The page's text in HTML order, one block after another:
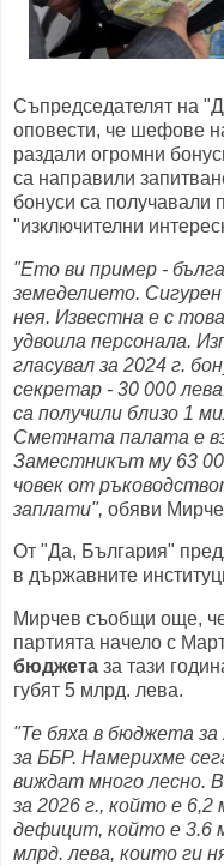
Съпредседателят на
оповести, че шефове
раздали огромни
са направили
бонуси са получавали
"изключителни
"Ето ви пример -
земеделието. Сигурен
нея. Известна е с
удвоила персонала.
гласувал за 2024 г.
секретар - 30 000
са получили близо 1
Сметната палата е
Заместникът му 63
човек от
заплати", обяви
От "Да, България"
в държавните
Мирчев съобщи още,
партията начело с
бюджета за тази
губят 5 млрд. лева.
"Те бяха в бюджета за
за ББР. Намерихме
виждат много лесно.
за 2026 г., който е
дефицит, който е 3.6
млрд. лева, които ги